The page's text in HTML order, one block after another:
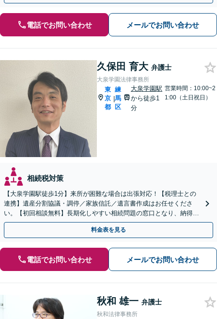
電話でお問い合わせ メールでお問い合わせ
久保田 育大 弁護士
大泉学園法律事務所
東
京
都
|
練
馬
区
大泉学園駅
から徒歩1
分
営業時間：10:00~2
1:00（土日祝日）
相続税対策
【大泉学園駅徒歩1分】来所が困難な場合は出張対応！【税理士との
連携】遺産分割協議・調停／家族信託／遺言書作成はお任せくださ
い。【初回相談無料】長期化しやすい相続問題の窓口となり、納得で
きる解決策をご提案します。【休日・夜間対応可】
料金表を見る
電話でお問い合わせ メールでお問い合わせ
秋和 雄一 弁護士
秋和法律事務所